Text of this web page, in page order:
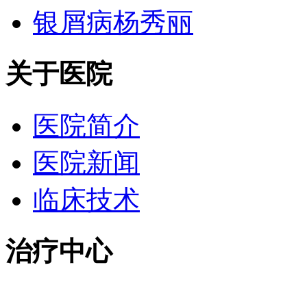
银屑病杨秀丽
关于医院
医院简介
医院新闻
临床技术
治疗中心